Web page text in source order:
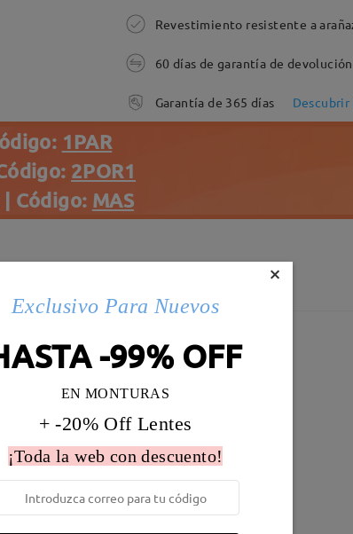
Revestimiento resistente a
60 días de garantía de
Garantía de 365 días Descubrir
1PAR
2POR1
Código: MAS
×
Exclusivo Para Nuevos
-99% OFF
EN MONTURAS
+ -20% Off Lentes
¡Toda la web con descuento!